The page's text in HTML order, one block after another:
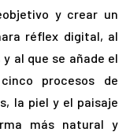
y crear un
réflex digital, al
al que se añade el
procesos de
la piel y el paisaje
más natural y